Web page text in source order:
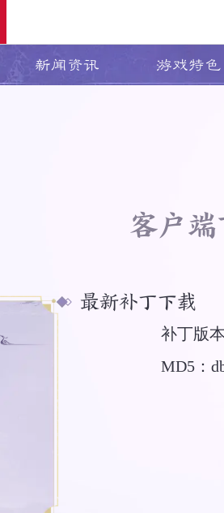
新闻资讯 游戏特色
客户
最新补丁下载
补丁版
MD5：